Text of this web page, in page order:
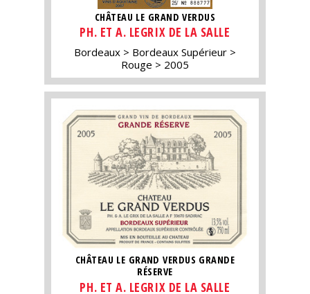
CHÂTEAU LE GRAND VERDUS
PH. ET A. LEGRIX DE LA SALLE
Bordeaux
Bordeaux Supérieur
Rouge
2005
CHÂTEAU LE GRAND VERDUS GRANDE
RÉSERVE
PH. ET A. LEGRIX DE LA SALLE